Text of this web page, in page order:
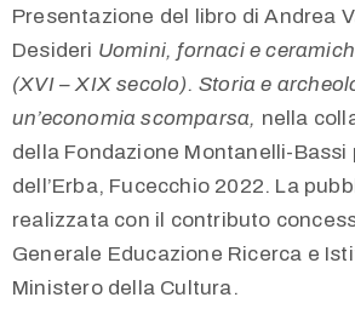
268262
268229
museo@comune.fucecchio.fi.it
Privacy
Policy
Presentazione del libro di Andrea
Desideri Uomini, fornaci e
(XVI – XIX secolo). Storia e
un’economia scomparsa, nella
della Fondazione Montanelli-Bassi
dell’Erba, Fucecchio 2022. La
realizzata con il contributo
Generale Educazione Ricerca e
Ministero della Cultura.